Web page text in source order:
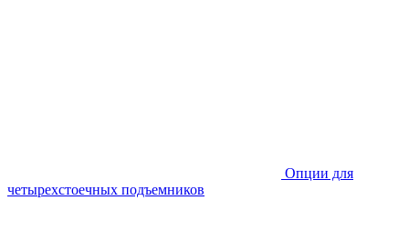
Опции для
четырехстоечных подъемников